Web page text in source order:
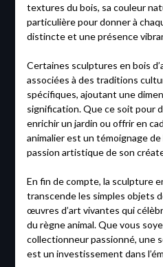
textures du bois, sa couleur
particulière pour donner à
distincte et une présence
Certaines sculptures en bois
associées à des traditions
spécifiques, ajoutant une
signification. Que ce soit pour
enrichir un jardin ou offrir en
animalier est un témoignage
passion artistique de son
En fin de compte, la sculpture
transcende les simples objets
œuvres d’art vivantes qui
du règne animal. Que vous
collectionneur passionné, une
est un investissement dans